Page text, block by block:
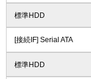
標準HDD
[接続IF] Serial ATA
標準HDD